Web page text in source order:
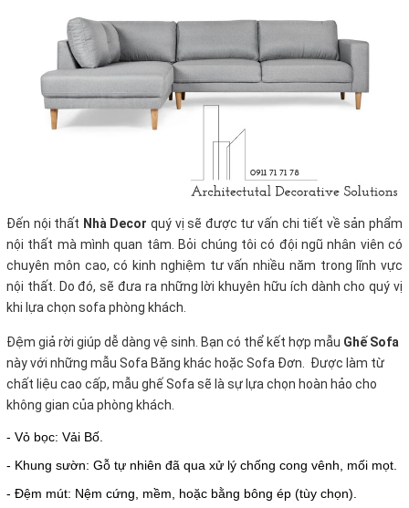
Đến nội thất Nhà Decor quý vị sẽ được tư vấn chi tiết về sản phẩm
nội thất mà mình quan tâm. Bỏi chúng tôi có đội ngũ nhân viên có
chuyên môn cao, có kinh nghiệm tư vấn nhiều năm trong lĩnh vực
nội thất. Do đó, sẽ đưa ra những lời khuyên hữu ích dành cho quý vị
khi lựa chọn sofa phòng khách.
Đệm giả rời giúp dễ dàng vệ sinh. Bạn có thể kết hợp mẫu Ghế Sofa
này với những mẫu Sofa Băng khác hoặc Sofa Đơn. Được làm từ
chất liệu cao cấp, mẫu ghế Sofa sẽ là sự lựa chọn hoàn hảo cho
không gian của phòng khách.
- Vỏ bọc: Vải Bố.
- Khung sườn: Gỗ tự nhiên đã qua xử lý chống cong vênh, mối mọt.
- Đệm mút: Nệm cứng, mềm, hoặc bằng bông ép (tùy chọn).